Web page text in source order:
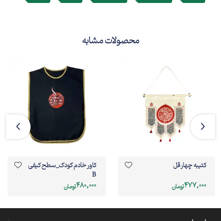
محصولات مشابه
کتیبه چهار قل
477,000تومان
کاور خادم کودک_سطح کیفی
B
480,000تومان